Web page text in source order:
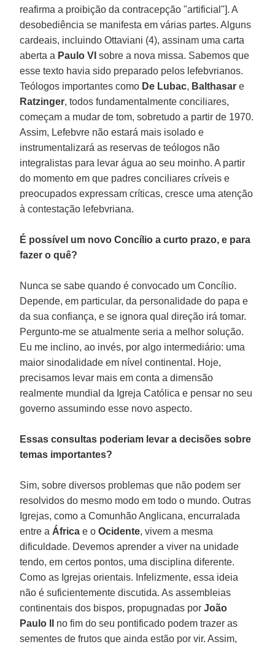
reafirma a proibição da contracepção "artificial"]. A
desobediência se manifesta em várias partes. Alguns
cardeais, incluindo Ottaviani (4), assinam uma carta
aberta a Paulo VIsobre a nova missa. Sabemos que
esse texto havia sido preparado pelos lefebvrianos.
Teólogos importantes como De Lubac, Balthasare
Ratzinger, todos fundamentalmente conciliares,
começam a mudar de tom, sobretudo a partir de 1970.
Assim, Lefebvre não estará mais isolado e
instrumentalizará as reservas de teólogos não
integralistas para levar água ao seu moinho. A partir
do momento em que padres conciliares críveis e
preocupados expressam críticas, cresce uma atenção
à contestação lefebvriana.
É possível um novo Concílio a curto prazo, e para
fazer o quê?
Nunca se sabe quando é convocado um Concílio.
Depende, em particular, da personalidade do papa e
da sua confiança, e se ignora qual direção irá tomar.
Pergunto-me se atualmente seria a melhor solução.
Eu me inclino, ao invés, por algo intermediário: uma
maior sinodalidade em nível continental. Hoje,
precisamos levar mais em conta a dimensão
realmente mundial da Igreja Católica e pensar no seu
governo assumindo esse novo aspecto.
Essas consultas poderiam levar a decisões sobre
temas importantes?
Sim, sobre diversos problemas que não podem ser
resolvidos do mesmo modo em todo o mundo. Outras
Igrejas, como a Comunhão Anglicana, encurralada
entre a Áfricae oOcidente, vivem a mesma
dificuldade. Devemos aprender a viver na unidade
tendo, em certos pontos, uma disciplina diferente.
Como as Igrejas orientais. Infelizmente, essa ideia
não é suficientemente discutida. As assembleias
continentais dos bispos, propugnadas porJoão
Paulo II no fim do seu pontificado podem trazer as
sementes de frutos que ainda estão por vir. Assim,